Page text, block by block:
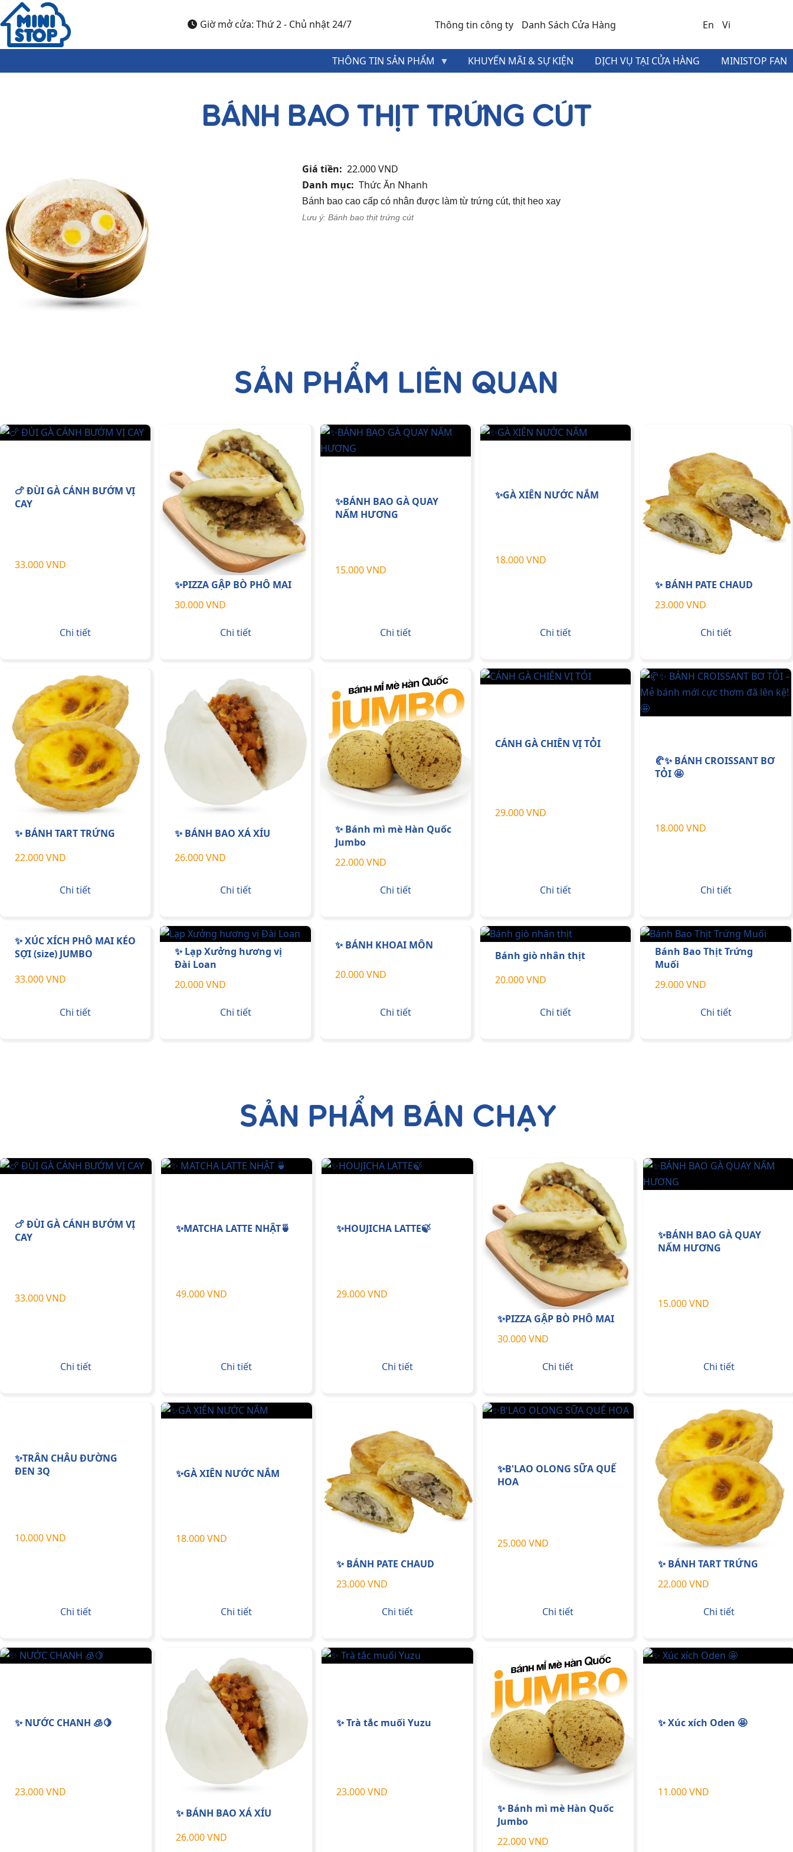
Nhảy đến nội dung
Giờ mở cửa: Thứ 2 - Chủ nhật 24/7
MENU
HEADER
TOP
Thông tin công ty Danh Sách Cửa Hàng En Vi
THÔNG TIN SẢN PHẨM KHUYẾN MÃI & SỰ KIỆN DỊCH VỤ TẠI CỬA HÀNG MINISTOP FAN
BÁNH BAO THỊT TRỨNG CÚT
Giá tiền
22.000 VND
Danh mục Thức Ăn Nhanh
Bánh bao cao cấp có nhân được làm từ trứng cút, thịt heo xay
Lưu ý: Bánh bao thịt trứng cút
SẢN PHẨM LIÊN QUAN
🍗 ĐÙI GÀ CÁNH BƯỚM VỊ
CAY
33.000 VND
Chi tiết
✨PIZZA GẬP BÒ PHÔ MAI
30.000 VND
Chi tiết
✨BÁNH BAO GÀ QUAY
NẤM HƯƠNG
15.000 VND
Chi tiết
✨GÀ XIÊN NƯỚC NẮM
18.000 VND
Chi tiết
✨ BÁNH PATE CHAUD
23.000 VND
Chi tiết
✨ BÁNH TART TRỨNG
22.000 VND
Chi tiết
✨ BÁNH BAO XÁ XÍU
26.000 VND
Chi tiết
✨ Bánh mì mè Hàn Quốc
Jumbo
22.000 VND
Chi tiết
CÁNH GÀ CHIÊN VỊ TỎI
29.000 VND
Chi tiết
🥐✨ BÁNH CROISSANT BƠ
TỎI 🤩
18.000 VND
Chi tiết
✨ XÚC XÍCH PHÔ MAI KÉO
SỢI (size) JUMBO
33.000 VND
Chi tiết
✨ Lạp Xưởng hương vị
Đài Loan
20.000 VND
Chi tiết
✨ BÁNH KHOAI MÔN
20.000 VND
Chi tiết
Bánh giò nhân thịt
20.000 VND
Chi tiết
Bánh Bao Thịt Trứng
Muối
29.000 VND
Chi tiết
SẢN PHẨM BÁN CHẠY
🍗 ĐÙI GÀ CÁNH BƯỚM VỊ
CAY
33.000 VND
Chi tiết
✨MATCHA LATTE NHẬT🍵
49.000 VND
Chi tiết
✨HOUJICHA LATTE🍃
29.000 VND
Chi tiết
✨PIZZA GẬP BÒ PHÔ MAI
30.000 VND
Chi tiết
✨BÁNH BAO GÀ QUAY
NẤM HƯƠNG
15.000 VND
Chi tiết
✨TRÂN CHÂU ĐƯỜNG
ĐEN 3Q
10.000 VND
Chi tiết
✨GÀ XIÊN NƯỚC NẮM
18.000 VND
Chi tiết
✨ BÁNH PATE CHAUD
23.000 VND
Chi tiết
✨B'LAO OLONG SỮA QUẾ
HOA
25.000 VND
Chi tiết
✨ BÁNH TART TRỨNG
22.000 VND
Chi tiết
✨ NƯỚC CHANH 🧊🍋
23.000 VND
✨ BÁNH BAO XÁ XÍU
26.000 VND
✨ Trà tắc muối Yuzu
23.000 VND
✨ Bánh mì mè Hàn Quốc
Jumbo
22.000 VND
✨ Xúc xích Oden 🤩
11.000 VND